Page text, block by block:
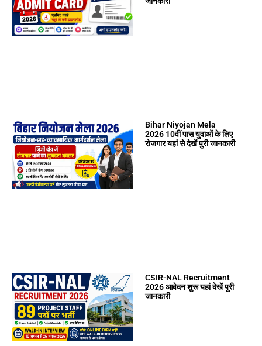
Bihar Niyojan Mela
2026 10वीं पास युवाओं के लिए
रोजगार यहां से देखें पुरी जानकारी
CSIR-NAL Recruitment
2026 आवेदन शुरू यहां देखें पूरी
जानकारी